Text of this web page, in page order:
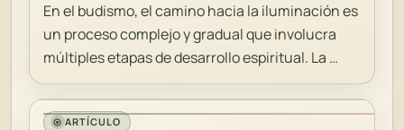
En el budismo, el camino hacia la iluminación es
un proceso complejo y gradual que involucra
múltiples etapas de desarrollo espiritual. La …
ARTÍCULO